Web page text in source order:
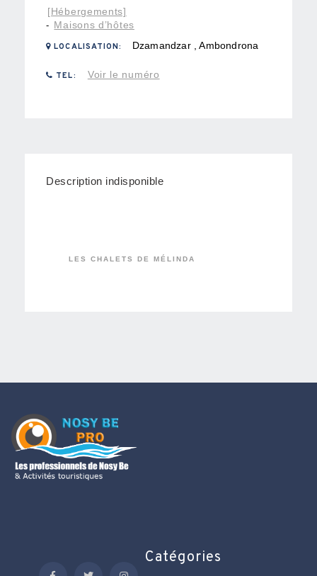
[Hébergements]
- Maisons d’hôtes
LOCALISATION: Dzamandzar , Ambondrona
TEL: Voir le numéro
Description indisponible
LES CHALETS DE MÉLINDA
Catégories